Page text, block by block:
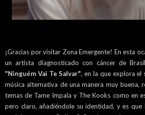
¡Gracias por visitar Zona Emergente! En esta
un artista diagnosticado con cáncer de
"Ninguém Vai Te Salvar", en la que explora el
música alternativa de una manera muy buena,
temas de Tame Impala y The Kooks como en
pero claro, añadiéndole su identidad, y es que